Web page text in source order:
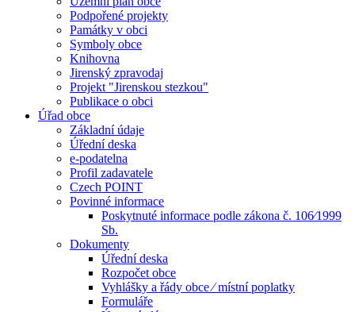
Podpořené projekty
Památky v obci
Symboly obce
Knihovna
Jirenský zpravodaj
Projekt "Jirenskou stezkou"
Publikace o obci
Úřad obce
Základní údaje
Úřední deska
e-podatelna
Profil zadavatele
Czech POINT
Povinné informace
Poskytnuté informace podle zákona č. 106⁄1999
Sb.
Dokumenty
Úřední deska
Rozpočet obce
Vyhlášky a řády obce ⁄ místní poplatky
Formuláře